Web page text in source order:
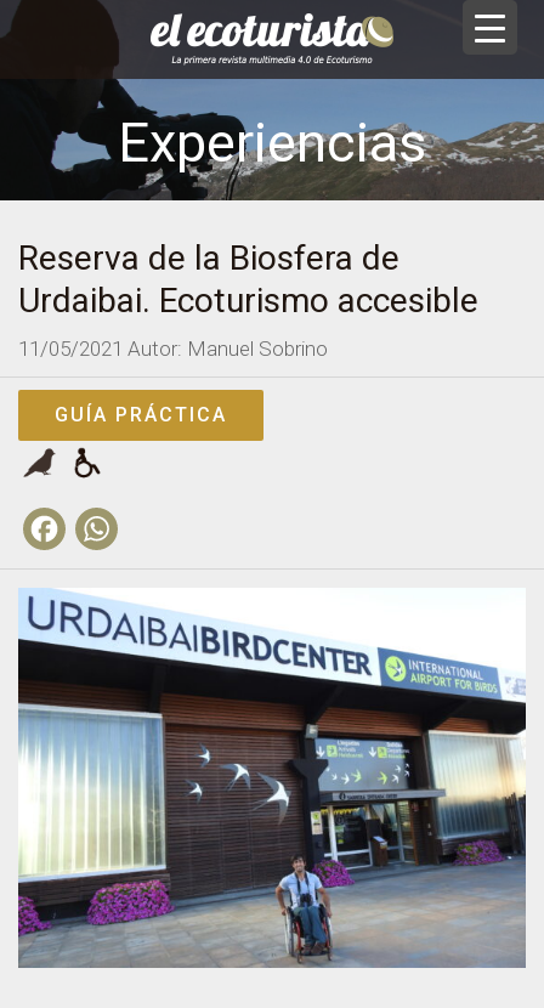
Experiencias
Reserva de la Biosfera de
Urdaibai. Ecoturismo accesible
11/05/2021 Autor: Manuel Sobrino
GUÍA PRÁCTICA
Facebook